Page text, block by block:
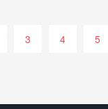
3 4 5